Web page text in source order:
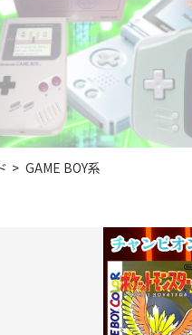
GAME BOY系